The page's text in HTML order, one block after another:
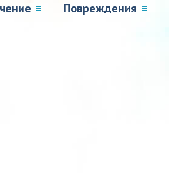
Повреждения